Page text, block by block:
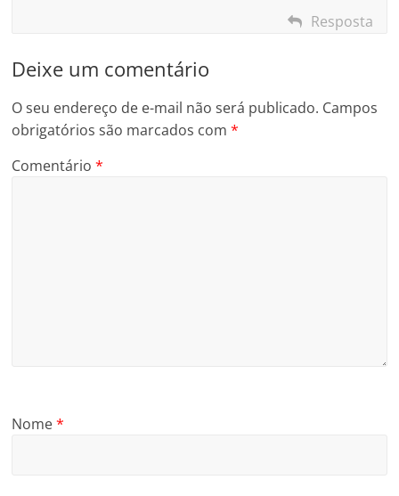
Resposta
Deixe um comentário
O seu endereço de e-mail não será publicado. Campos
obrigatórios são marcados com*
Comentário*
Nome*